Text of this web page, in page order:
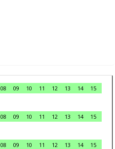
08 09 10 11 12 13 14
15
08 09 10 11 12 13 14
15
08 09 10 11 12 13 14
15